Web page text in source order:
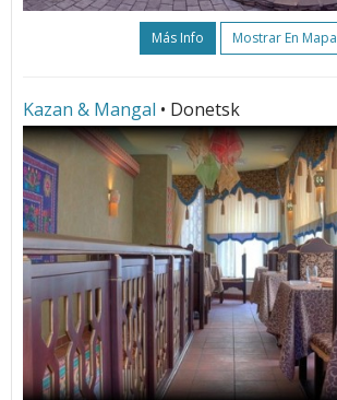
Más Info Mostrar En Mapa
Kazan & Mangal • Donetsk